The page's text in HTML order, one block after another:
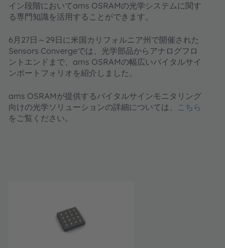
イン段階においてams OSRAMの光学システムに関す
る専門知識を活用することができます。
6月27日～29日に米国カリフォルニア州で開催された
Sensors Convergeでは、光学部品からアナログフロ
ントエンドまで、ams OSRAMの幅広いバイタルサイ
ンポートフォリオを紹介しました。
ams OSRAMが提供するバイタルサインモニタリング
向けの光学ソリューションの詳細については、 こちら
をご覧ください。